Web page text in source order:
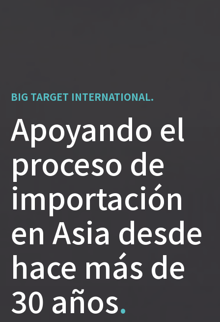
BIG TARGET INTERNATIONAL.
Apoyando el
proceso de
importación
en Asia desde
hace más de
30 años.